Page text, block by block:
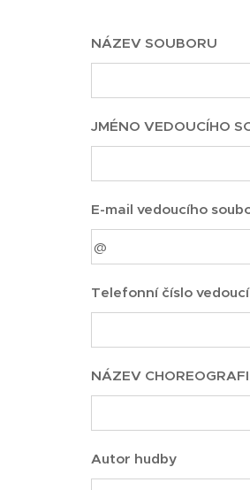
NÁZEV SOUBORU
JMÉNO VEDOUCÍHO
E-mail vedoucího
Telefonní číslo
NÁZEV
Autor hudby